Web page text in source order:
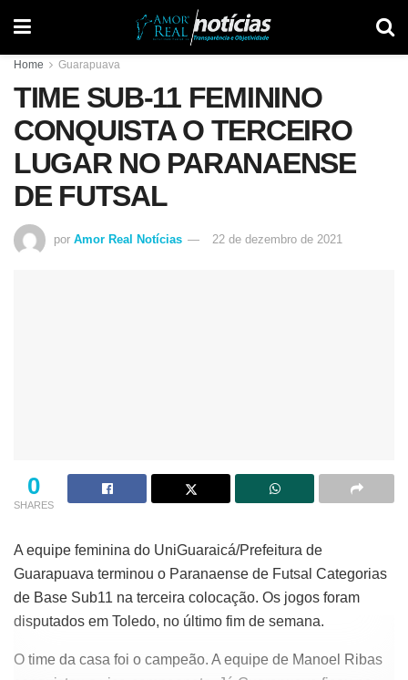
Home Guarapuava
TIME SUB-11 FEMININO
CONQUISTA O TERCEIRO
LUGAR NO PARANAENSE
DE FUTSAL
por Amor Real Notícias 22 de dezembro de 2021
0
SHARES
A equipe feminina do UniGuaraicá/Prefeitura de
Guarapuava terminou o Paranaense de Futsal Categorias
de Base Sub11 na terceira colocação. Os jogos foram
disputados em Toledo, no último fim de semana.
O time da casa foi o campeão. A equipe de Manoel Ribas